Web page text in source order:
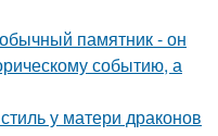
памятник - он
событию, а
у матери драконов